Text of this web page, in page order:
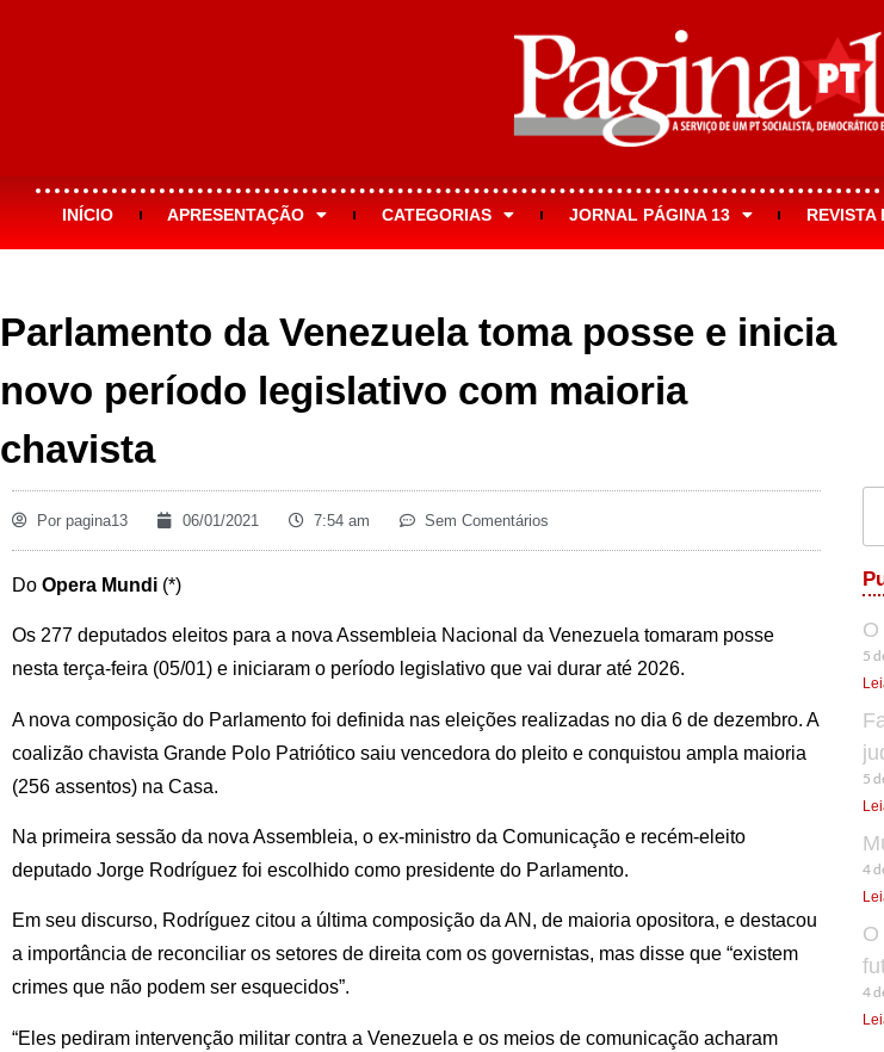
INÍCIO APRESENTAÇÃO CATEGORIAS JORNAL PÁGINA 13 REVISTA
Parlamento da Venezuela toma posse e inicia
novo período legislativo com maioria
chavista
Por pagina13 06/01/2021 7:54 am Sem Comentários
Do Opera Mundi (*)
Os 277 deputados eleitos para a nova Assembleia Nacional da Venezuela tomaram posse
nesta terça-feira (05/01) e iniciaram o período legislativo que vai durar até 2026.
A nova composição do Parlamento foi definida nas eleições realizadas no dia 6 de dezembro. A
coalizão chavista Grande Polo Patriótico saiu vencedora do pleito e conquistou ampla maioria
(256 assentos) na Casa.
Na primeira sessão da nova Assembleia, o ex-ministro da Comunicação e recém-eleito
deputado Jorge Rodríguez foi escolhido como presidente do Parlamento.
Em seu discurso, Rodríguez citou a última composição da AN, de maioria opositora, e destacou
a importância de reconciliar os setores de direita com os governistas, mas disse que “existem
crimes que não podem ser esquecidos”.
“Eles pediram intervenção militar contra a Venezuela e os meios de comunicação acharam
5
5
4
4